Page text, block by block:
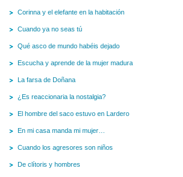
Corinna y el elefante en la habitación
Cuando ya no seas tú
Qué asco de mundo habéis dejado
Escucha y aprende de la mujer madura
La farsa de Doñana
¿Es reaccionaria la nostalgia?
El hombre del saco estuvo en Lardero
En mi casa manda mi mujer…
Cuando los agresores son niños
De clítoris y hombres